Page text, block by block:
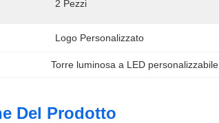
2 Pezzi
Logo Personalizzato
Torre luminosa a LED personalizzabile
Del Prodotto